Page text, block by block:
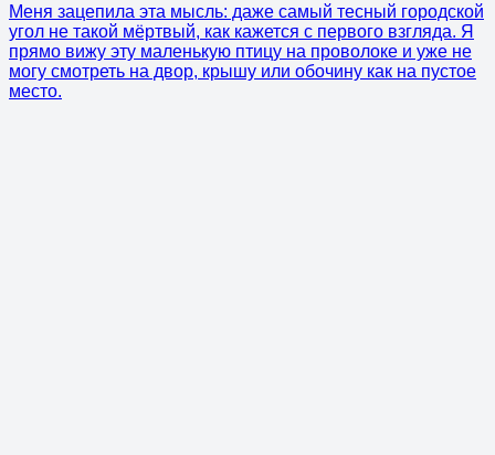
Меня зацепила эта мысль: даже самый тесный городской
угол не такой мёртвый, как кажется с первого взгляда. Я
прямо вижу эту маленькую птицу на проволоке и уже не
могу смотреть на двор, крышу или обочину как на пустое
место.